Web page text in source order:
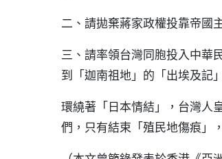
二、請拋棄蔣家政權投靠帝國
三、請率領台灣同胞投入中華
到「迦南祖地」的「出埃及記
環繞著「日本情結」，台灣人
們，只有結束「殖民地傷痕」